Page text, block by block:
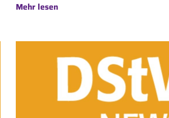
Mehr lesen